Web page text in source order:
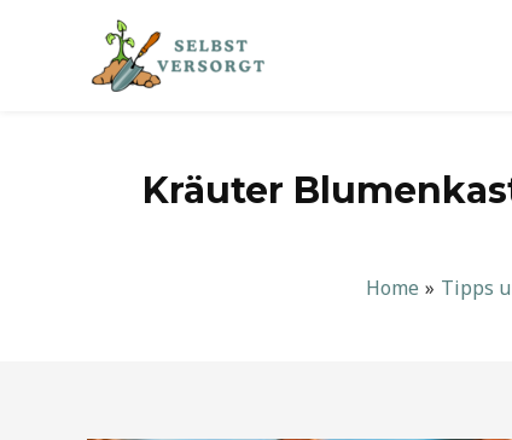
Kräuter
Home
Tipps